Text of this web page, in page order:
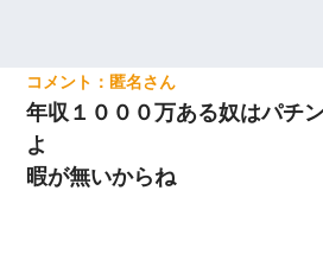
匿名
年収１０００万ある奴はパチ
よ
暇が無いからね